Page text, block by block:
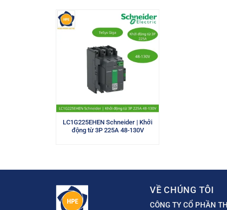
LC1G225EHEN Schneider | Khởi
động từ 3P 225A 48-130V
VỀ CHÚNG TÔI
CÔNG TY CỔ PHẦN